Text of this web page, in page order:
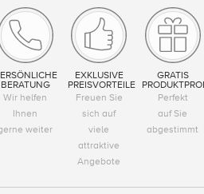
BERATUNG
Wir helfen
Ihnen
weiter
EXKLUSIVE
PREISVORTEILE
Freuen Sie
sich auf
viele
attraktive
Angebote
GRATIS
Perfekt
auf Sie
abgestimmt